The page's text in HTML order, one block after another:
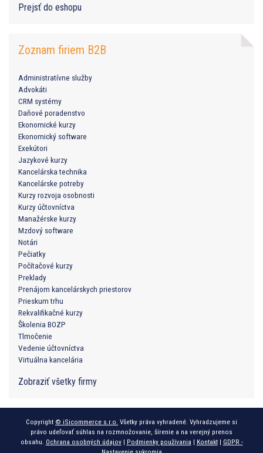
Prejsť do eshopu
Zoznam firiem B2B
Administratívne služby
Advokáti
CRM systémy
Daňové poradenstvo
Ekonomické kurzy
Ekonomický software
Exekútori
Jazykové kurzy
Kancelárska technika
Kancelárske potreby
Kurzy rozvoja osobnosti
Kurzy účtovníctva
Manažérske kurzy
Mzdový software
Notári
Pečiatky
Počítačové kurzy
Preklady
Prenájom kancelárskych priestorov
Prieskum trhu
Rekvalifikačné kurzy
Školenia BOZP
Tlmočenie
Vedenie účtovníctva
Virtuálna kancelária
Zobraziť všetky firmy
Copyright © iSicommerce s.r.o. Všetky práva vyhradené. Vyhradzujeme si
právo udeľovať súhlas na rozmnožovanie, šírenie a na verejný prenos
obsahu. Ochrana osobných údajov| Podmienky používania | Kontakt| GDPR -